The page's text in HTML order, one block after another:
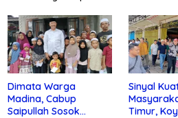
Dimata Warga
Madina, Cabup
Saipullah Sosok
Sinyal
Timur,